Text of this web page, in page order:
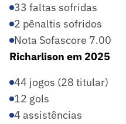
33 faltas sofridas
2 pênaltis sofridos
Nota Sofascore 7.00
Richarlison em 2025
44 jogos (28 titular)
12 gols
4 assistências